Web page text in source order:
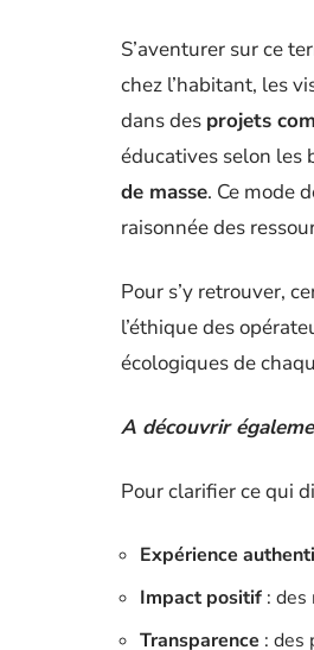
S’aventurer sur ce
chez l’habitant, les
dans des projets
éducatives selon les
de masse. Ce mode
raisonnée des
Pour s’y retrouver,
l’éthique des
écologiques de
A découvrir
Pour clarifier ce qui
Expérience
Impact positif :
Transparence : des